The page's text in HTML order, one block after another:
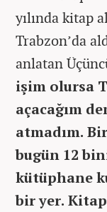
yılında kitap
Trabzon’da
anlatan
işim olursa
açacağım
atmadım.
bugün 12
kütüphane
bir yer.